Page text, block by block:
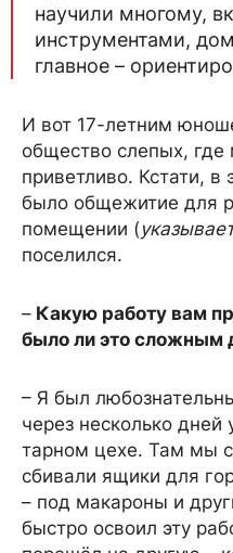
научили многому,
инструментами,
главное –
И вот 17-летним
общество слепых, где
приветливо. Кстати,
было общежитие для
помещении (
поселился.
– Какую работу вам
было ли это сложным
– Я был
через несколько дней
тарном цехе. Там мы
сбивали ящики для
– под макароны и
быстро освоил эту